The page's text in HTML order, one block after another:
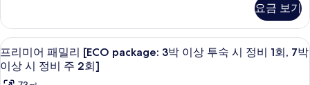
보
기
상
시
정
비
박
상
시
정
박
이
상
투
쿼
드
룸
[ECO
package:
요금 보기
프
리
미
고급 침구, 객실 내 금고, 책상, 암막 커튼
5
프리미어 패밀리 [ECO package: 3박 이상 투숙 시 정비 1회, 7박
이상 시 정비 주 2회]